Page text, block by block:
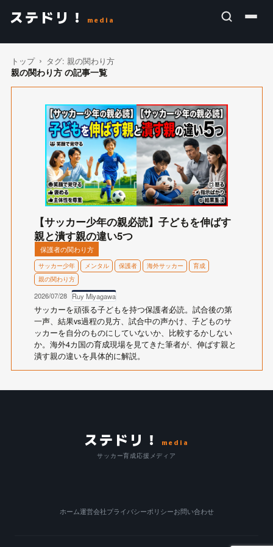
ステドリ！ media
トップ タグ: 親の関わり方
親の関わり方 の記事一覧
【サッカー少年の親必読】子どもを伸ばす
親と潰す親の違い5つ
保護者の関わり方
サッカー少年 メンタル 保護者 海外サッカー
育成
親の関わり方
2026/07/28 Ruy Miyagawa
サッカーを頑張る子どもを持つ保護者必読。試合後の第
一声、結果vs過程の見方、試合中の声かけ、子どものサ
ッカーを自分のものにしていないか、比較するかしない
か。海外4カ国の育成現場を見てきた筆者が、伸ばす親と
潰す親の違いを具体的に解説。
ステドリ！ media
サッカー育成応援メディア
ホーム運営会社プライバシーポリシーお問い合わせ